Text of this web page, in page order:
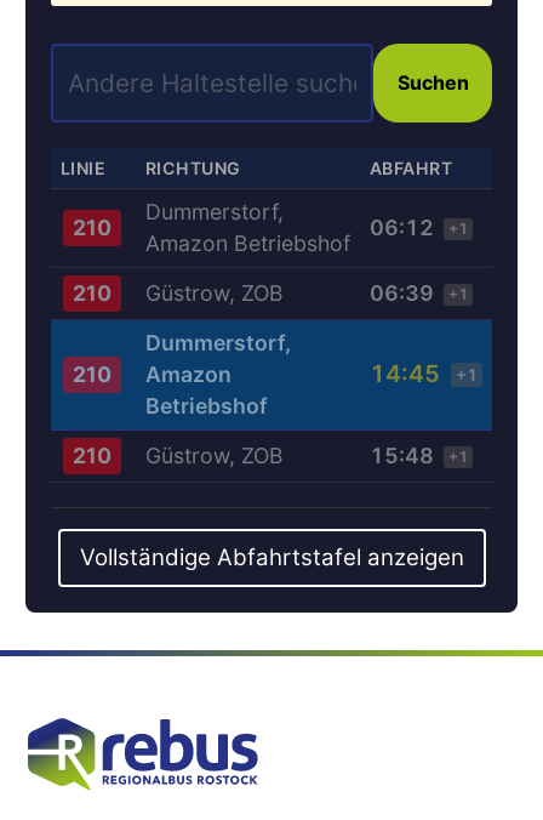
Suchen
LINIE RICHTUNG ABFAHRT
210
Dummerstorf,
Amazon Betriebshof
06:12 +1
210 Güstrow, ZOB 06:39 +1
210
Dummerstorf,
Amazon
Betriebshof
14:45 +1
210 Güstrow, ZOB 15:48 +1
Vollständige Abfahrtstafel anzeigen